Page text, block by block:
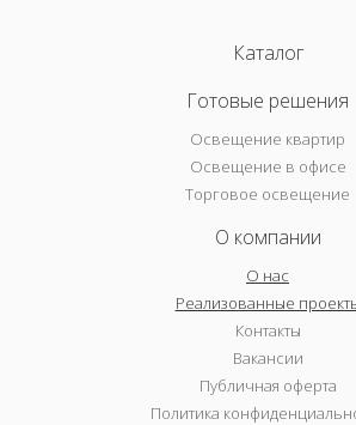
Каталог
Готовые решения
Освещение квартир
Освещение в офисе
Торговое освещение
О компании
О нас
Реализованные
Контакты
Вакансии
Публичная оферта
Политика